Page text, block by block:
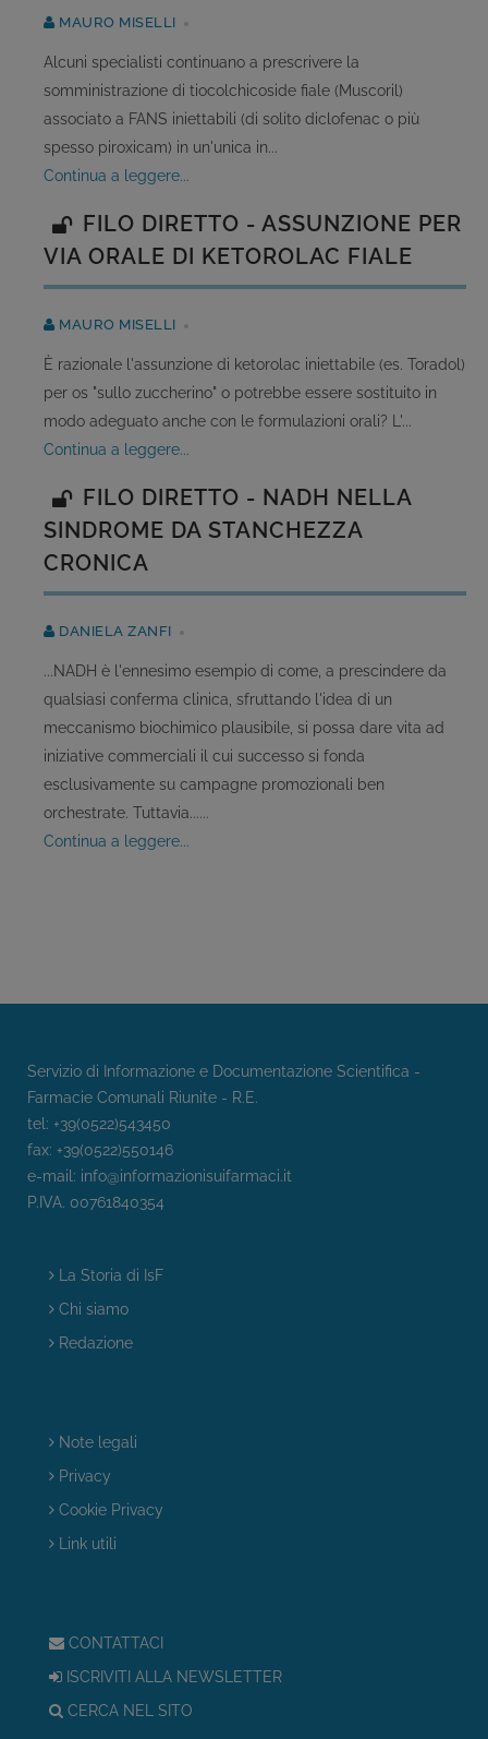
MAURO MISELLI
Alcuni specialisti continuano a prescrivere la
somministrazione di tiocolchicoside fiale (Muscoril)
associato a FANS iniettabili (di solito diclofenac o più
spesso piroxicam) in un'unica in...
continua a leggere...
FILO DIRETTO - ASSUNZIONE PER
VIA ORALE DI KETOROLAC FIALE
MAURO MISELLI
È razionale l'assunzione di ketorolac iniettabile (es. Toradol)
per os "sullo zuccherino" o potrebbe essere sostituito in
modo adeguato anche con le formulazioni orali? L'...
continua a leggere...
FILO DIRETTO - NADH NELLA
SINDROME DA STANCHEZZA
CRONICA
DANIELA ZANFI
...NADH è l'ennesimo esempio di come, a prescindere da
qualsiasi conferma clinica, sfruttando l'idea di un
meccanismo biochimico plausibile, si possa dare vita ad
iniziative commerciali il cui successo si fonda
esclusivamente su campagne promozionali ben
orchestrate. Tuttavia......
continua a leggere...
Servizio di Informazione e Documentazione Scientifica -
Farmacie Comunali Riunite - R.E.
tel: +39(0522)543450
fax: +39(0522)550146
e-mail: info@informazionisuifarmaci.it
P.IVA. 00761840354
La Storia di IsF
Chi siamo
Redazione
Note legali
Privacy
Cookie Privacy
Link utili
CONTATTACI
ISCRIVITI ALLA NEWSLETTER
CERCA NEL SITO